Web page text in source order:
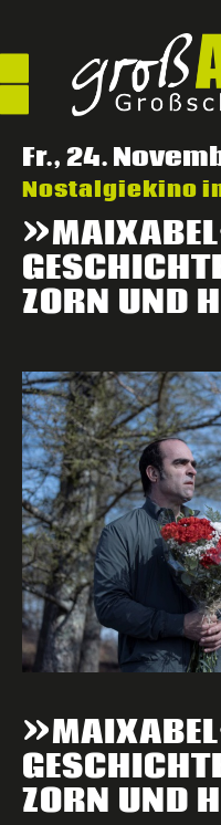
Fr., 24.
Nostalgiekino
»MAIXABEL
ZORN UND
»MAIXABEL
ZORN UND